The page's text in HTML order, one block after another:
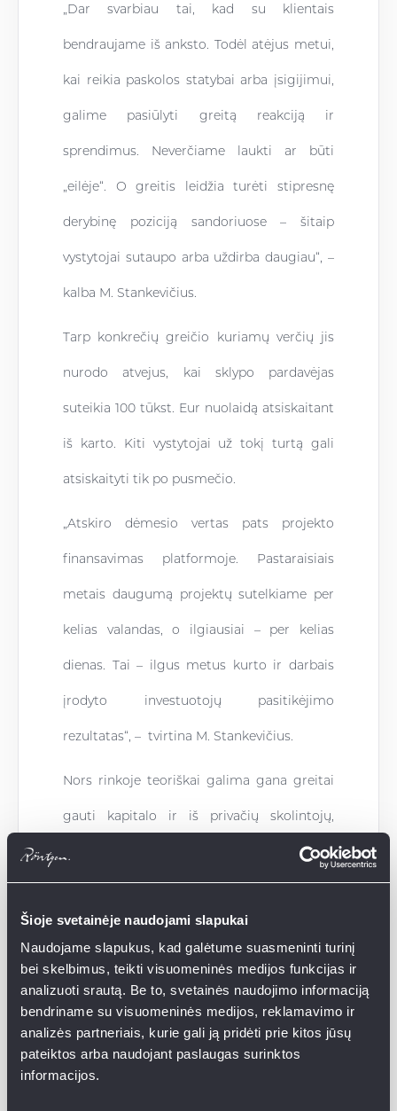
Šioje svetainėje naudojami slapukai
Naudojame slapukus, kad galėtume suasmeninti turinį
bei skelbimus, teikti visuomeninės medijos funkcijas ir
analizuoti srautą. Be to, svetainės naudojimo informaciją
bendriname su visuomeninės medijos, reklamavimo ir
analizės partneriais, kurie gali ją pridėti prie kitos jūsų
pateiktos arba naudojant paslaugas surinktos
informacijos.
„Dar svarbiau tai, kad su klientais
bendraujame iš anksto. Todėl atėjus metui,
kai reikia paskolos statybai arba įsigijimui,
galime pasiūlyti greitą reakciją ir
sprendimus. Neverčiame laukti ar būti
„eilėje“. O greitis leidžia turėti stipresnę
derybinę poziciją sandoriuose – šitaip
vystytojai sutaupo arba uždirba daugiau“, –
kalba M. Stankevičius.
Tarp konkrečių greičio kuriamų verčių jis
nurodo atvejus, kai sklypo pardavėjas
suteikia 100 tūkst. Eur nuolaidą atsiskaitant
iš karto. Kiti vystytojai už tokį turtą gali
atsiskaityti tik po pusmečio.
„Atskiro dėmesio vertas pats projekto
finansavimas platformoje. Pastaraisiais
metais daugumą projektų sutelkiame per
kelias valandas, o ilgiausiai – per kelias
dienas. Tai – ilgus metus kurto ir darbais
įrodyto investuotojų pasitikėjimo
rezultatas“, – tvirtina M. Stankevičius.
Nors rinkoje teoriškai galima gana greitai
gauti kapitalo ir iš privačių skolintojų,
smulkiems vystytojams „Röntgen“ tokiu
atveju atkreipia dėmesį į platformos
skaidrumą, profesionalumą ir finansavimo
užtikrinimą. „Röntgen“ pastaraisiais metais
nėra pasitaikę atvejų, kai atrinktam ir
patvirtinam projektui nebūtų sutelktas
dominantis finansavimas.